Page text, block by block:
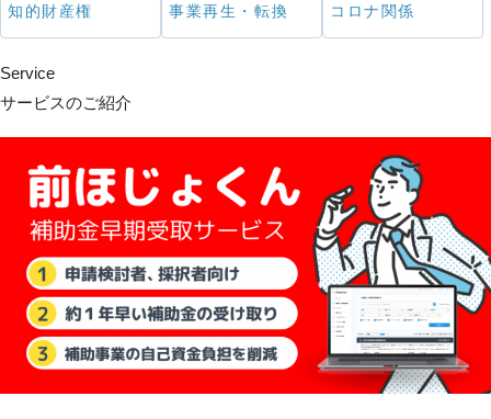
知的財産権 事業再生・転換 コロナ関係
Service
サービスのご紹介